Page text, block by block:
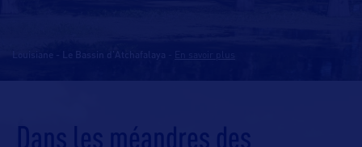
Louisiane - Le Bassin d'Atchafalaya
Dans les méandres des